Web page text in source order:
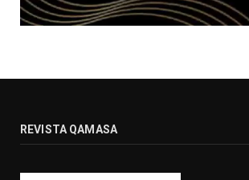
REVISTA QAMASA